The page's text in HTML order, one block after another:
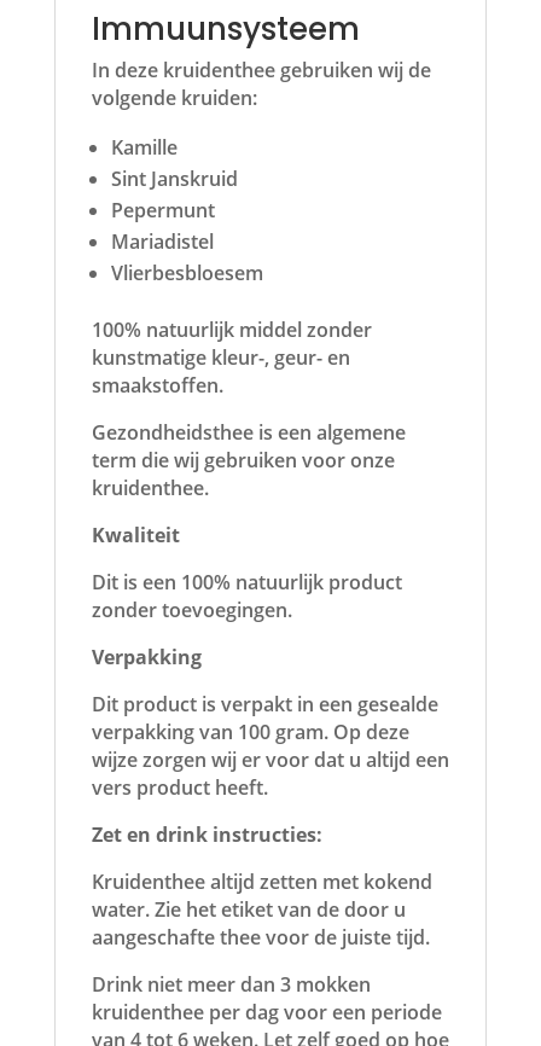
Immuunsysteem
In deze kruidenthee gebruiken wij de
volgende kruiden:
Kamille
Sint Janskruid
Pepermunt
Mariadistel
Vlierbesbloesem
100% natuurlijk middel zonder
kunstmatige kleur-, geur- en
smaakstoffen.
Gezondheidsthee is een algemene
term die wij gebruiken voor onze
kruidenthee.
Kwaliteit
Dit is een 100% natuurlijk product
zonder toevoegingen.
Verpakking
Dit product is verpakt in een gesealde
verpakking van 100 gram. Op deze
wijze zorgen wij er voor dat u altijd een
vers product heeft.
Zet en drink instructies:
Kruidenthee altijd zetten met kokend
water. Zie het etiket van de door u
aangeschafte thee voor de juiste tijd.
Drink niet meer dan 3 mokken
kruidenthee per dag voor een periode
van 4 tot 6 weken. Let zelf goed op hoe